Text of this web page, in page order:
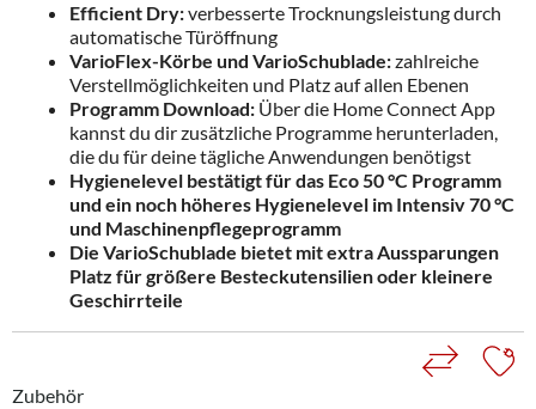
Efficient Dry:verbesserte Trocknungsleistung durch
automatische Türöffnung
VarioFlex-Körbe und VarioSchublade:zahlreiche
Verstellmöglichkeiten und Platz auf allen Ebenen
Programm Download: Über die Home Connect App
kannst du dir zusätzliche Programme herunterladen,
die du für deine tägliche Anwendungen benötigst
Hygienelevel bestätigt für das Eco 50 °C Programm
und ein noch höheres Hygienelevel im Intensiv 70 °C
und Maschinenpflegeprogramm
Die VarioSchublade bietet mit extra Aussparungen
Platz für größere Besteckutensilien oder kleinere
Geschirrteile
Zubehör